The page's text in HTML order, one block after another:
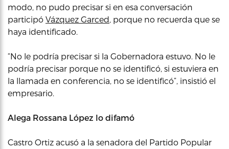
modo, no pudo precisar si en esa conversación
participó Vázquez Garced, porque no recuerda que se
haya identificado.
“No le podría precisar si la Gobernadora estuvo. No le
podría precisar porque no se identificó, si estuviera en
la llamada en conferencia, no se identificó”, insistió el
empresario.
Alega Rossana López lo difamó
Castro Ortiz acusó a la senadora del Partido Popular